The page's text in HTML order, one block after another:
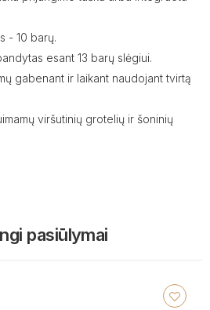
- 10 barų.
esant 13 barų slėgiui.
gabenant ir laikant naudojant tvirtą
viršutinių grotelių ir šoninių
pasiūlymai